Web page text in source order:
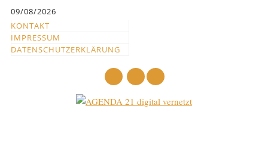
springen
09/08/2026
KONTAKT
IMPRESSUM
DATENSCHUTZERKLÄRUNG